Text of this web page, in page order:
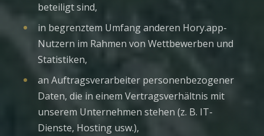
beteiligt sind,
in begrenztem Umfang anderen Hory.app-
Nutzern im Rahmen von Wettbewerben und
Statistiken,
an Auftragsverarbeiter personenbezogener
Daten, die in einem Vertragsverhältnis mit
unserem Unternehmen stehen (z. B. IT-
Dienste, Hosting usw.),